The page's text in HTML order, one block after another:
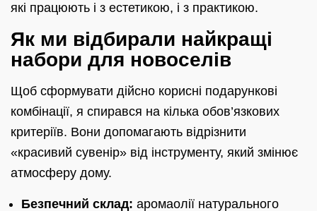
які працюють і з естетикою, і з практикою.
Як ми відбирали найкращі
набори для новоселів
Щоб сформувати дійсно корисні подарункові
комбінації, я спирався на кілька обов’язкових
критеріїв. Вони допомагають відрізнити
«красивий сувенір» від інструменту, який змінює
атмосферу дому.
Безпечний склад: аромаолії натурального